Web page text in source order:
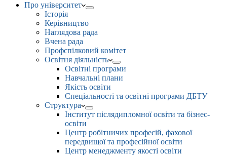
Про університет
Історія
Керівництво
Наглядова рада
Вчена рада
Профспілковий комітет
Освітня діяльність
Освітні програми
Навчальні плани
Якість освіти
Спеціальності та освітні програми ДБТУ
Структура
Інститут післядипломної освіти та бізнес-
освіти
Центр робітничих професій, фахової
передвищої та професійної освіти
Центр менеджменту якості освіти